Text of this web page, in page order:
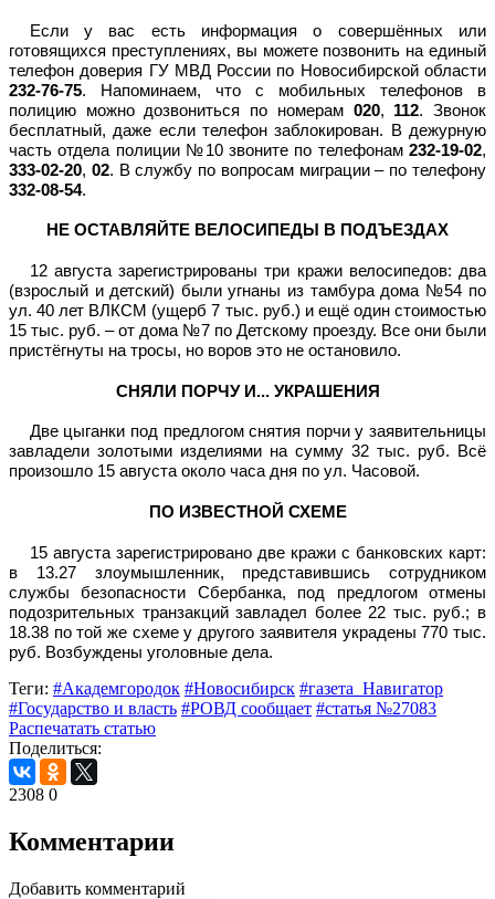
Если у вас есть информация о совершённых или
готовящихся преступлениях, вы можете позвонить на единый
телефон доверия ГУ МВД России по Новосибирской области
232-76-75. Напоминаем, что с мобильных телефонов в
полицию можно дозвониться по номерам 020, 112. Звонок
бесплатный, даже если телефон заблокирован. В дежурную
часть отдела полиции №10 звоните по телефонам 232-19-02,
333-02-20, 02. В службу по вопросам миграции – по телефону
332-08-54.
НЕ ОСТАВЛЯЙТЕ ВЕЛОСИПЕДЫ В ПОДЪЕЗДАХ
12 августа зарегистрированы три кражи велосипедов: два
(взрослый и детский) были угнаны из тамбура дома №54 по
ул. 40 лет ВЛКСМ (ущерб 7 тыс. руб.) и ещё один стоимостью
15 тыс. руб. – от дома №7 по Детскому проезду. Все они были
пристёгнуты на тросы, но воров это не остановило.
СНЯЛИ ПОРЧУ И... УКРАШЕНИЯ
Две цыганки под предлогом снятия порчи у заявительницы
завладели золотыми изделиями на сумму 32 тыс. руб. Всё
произошло 15 августа около часа дня по ул. Часовой.
ПО ИЗВЕСТНОЙ СХЕМЕ
15 августа зарегистрировано две кражи с банковских карт:
в 13.27 злоумышленник, представившись сотрудником
службы безопасности Сбербанка, под предлогом отмены
подозрительных транзакций завладел более 22 тыс. руб.; в
18.38 по той же схеме у другого заявителя украдены 770 тыс.
руб. Возбуждены уголовные дела.
Теги: #Академгородок #Новосибирск #газета_Навигатор
#Государство и власть #РОВД сообщает #статья №27083
Распечатать статью
Поделиться:
2308 0
Комментарии
Добавить комментарий